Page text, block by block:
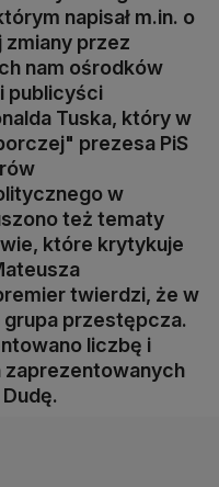
napisał m.in. o
zmiany przez
nam ośrodków
publicyści
Tuska, który w
prezesa PiS
w
też tematy
które krytykuje
twierdzi, że w
grupa przestępcza.
liczbę i